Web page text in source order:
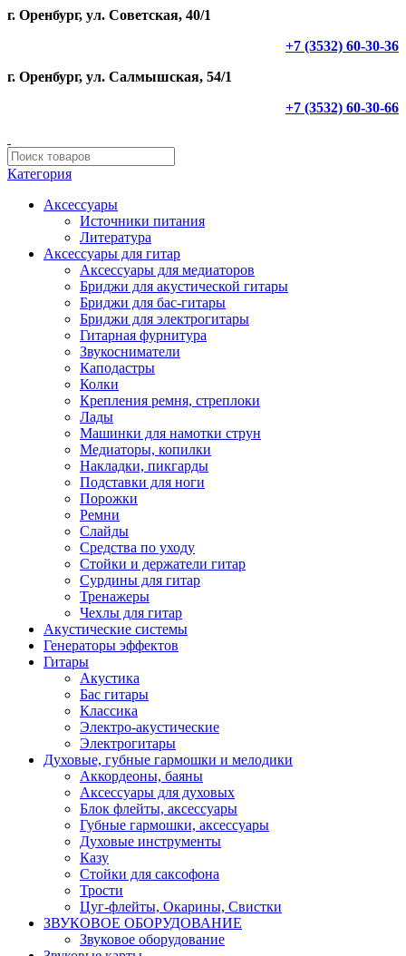
г. Оренбург, ул. Советская, 40/1
+7 (3532) 60-30-36
г. Оренбург, ул. Салмышская, 54/1
+7 (3532) 60-30-66
Категория
Аксессуары
Источники питания
Литература
Аксессуары для гитар
Аксессуары для медиаторов
Бриджи для акустической гитары
Бриджи для бас-гитары
Бриджи для электрогитары
Гитарная фурнитура
Звукосниматели
Каподастры
Колки
Крепления ремня, стреплоки
Лады
Машинки для намотки струн
Медиаторы, копилки
Накладки, пикгарды
Подставки для ноги
Порожки
Ремни
Слайды
Средства по уходу
Стойки и держатели гитар
Сурдины для гитар
Тренажеры
Чехлы для гитар
Акустические системы
Генераторы эффектов
Гитары
Акустика
Бас гитары
Классика
Электро-акустические
Электрогитары
Духовые, губные гармошки и мелодики
Аккордеоны, баяны
Аксессуары для духовых
Блок флейты, аксессуары
Губные гармошки, аксессуары
Духовые инструменты
Казу
Стойки для саксофона
Трости
Цуг-флейты, Окарины, Свистки
ЗВУКОВОЕ ОБОРУДОВАНИЕ
Звуковое оборудование